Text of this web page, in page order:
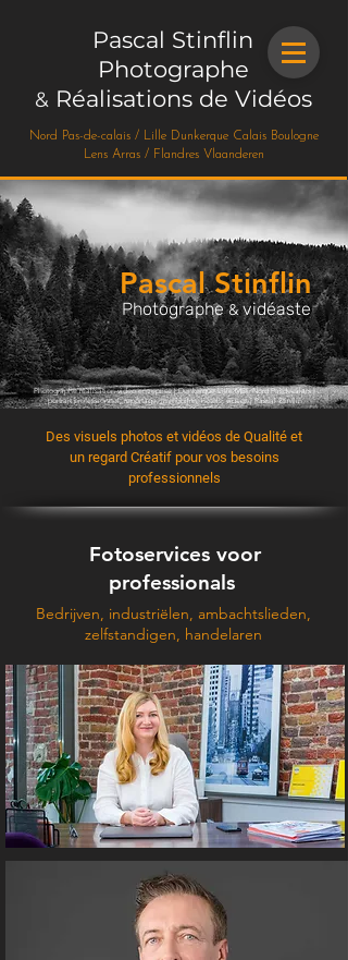
Pascal Stinflin
Photographe
&Réalisations de Vidéos
Nord Pas-de-calais / Lille Dunkerque Calais Boulogne
Lens Arras / Flandres Vlaanderen
Pascal Stinflin
Photographe &vidéaste
Photographe réalisation video entreprise | Dunkerque Lille MEL Nord Pasdecalais |
portrait professionnel, reportage, immobilier, hôtels, videos | Pascal Stinflin
Des visuels photos et vidéos de Qualité et
un regard Créatif pour vos besoins
professionnels
Fotoservices voor
professionals
Bedrijven, industriëlen, ambachtslieden,
zelfstandigen, handelaren